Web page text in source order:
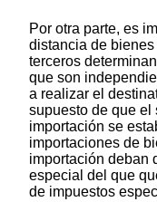
Por otra parte, es
distancia de
terceros
que son
a realizar el
supuesto de que el
importación se
importaciones de
importación deban
especial del que
de impuestos